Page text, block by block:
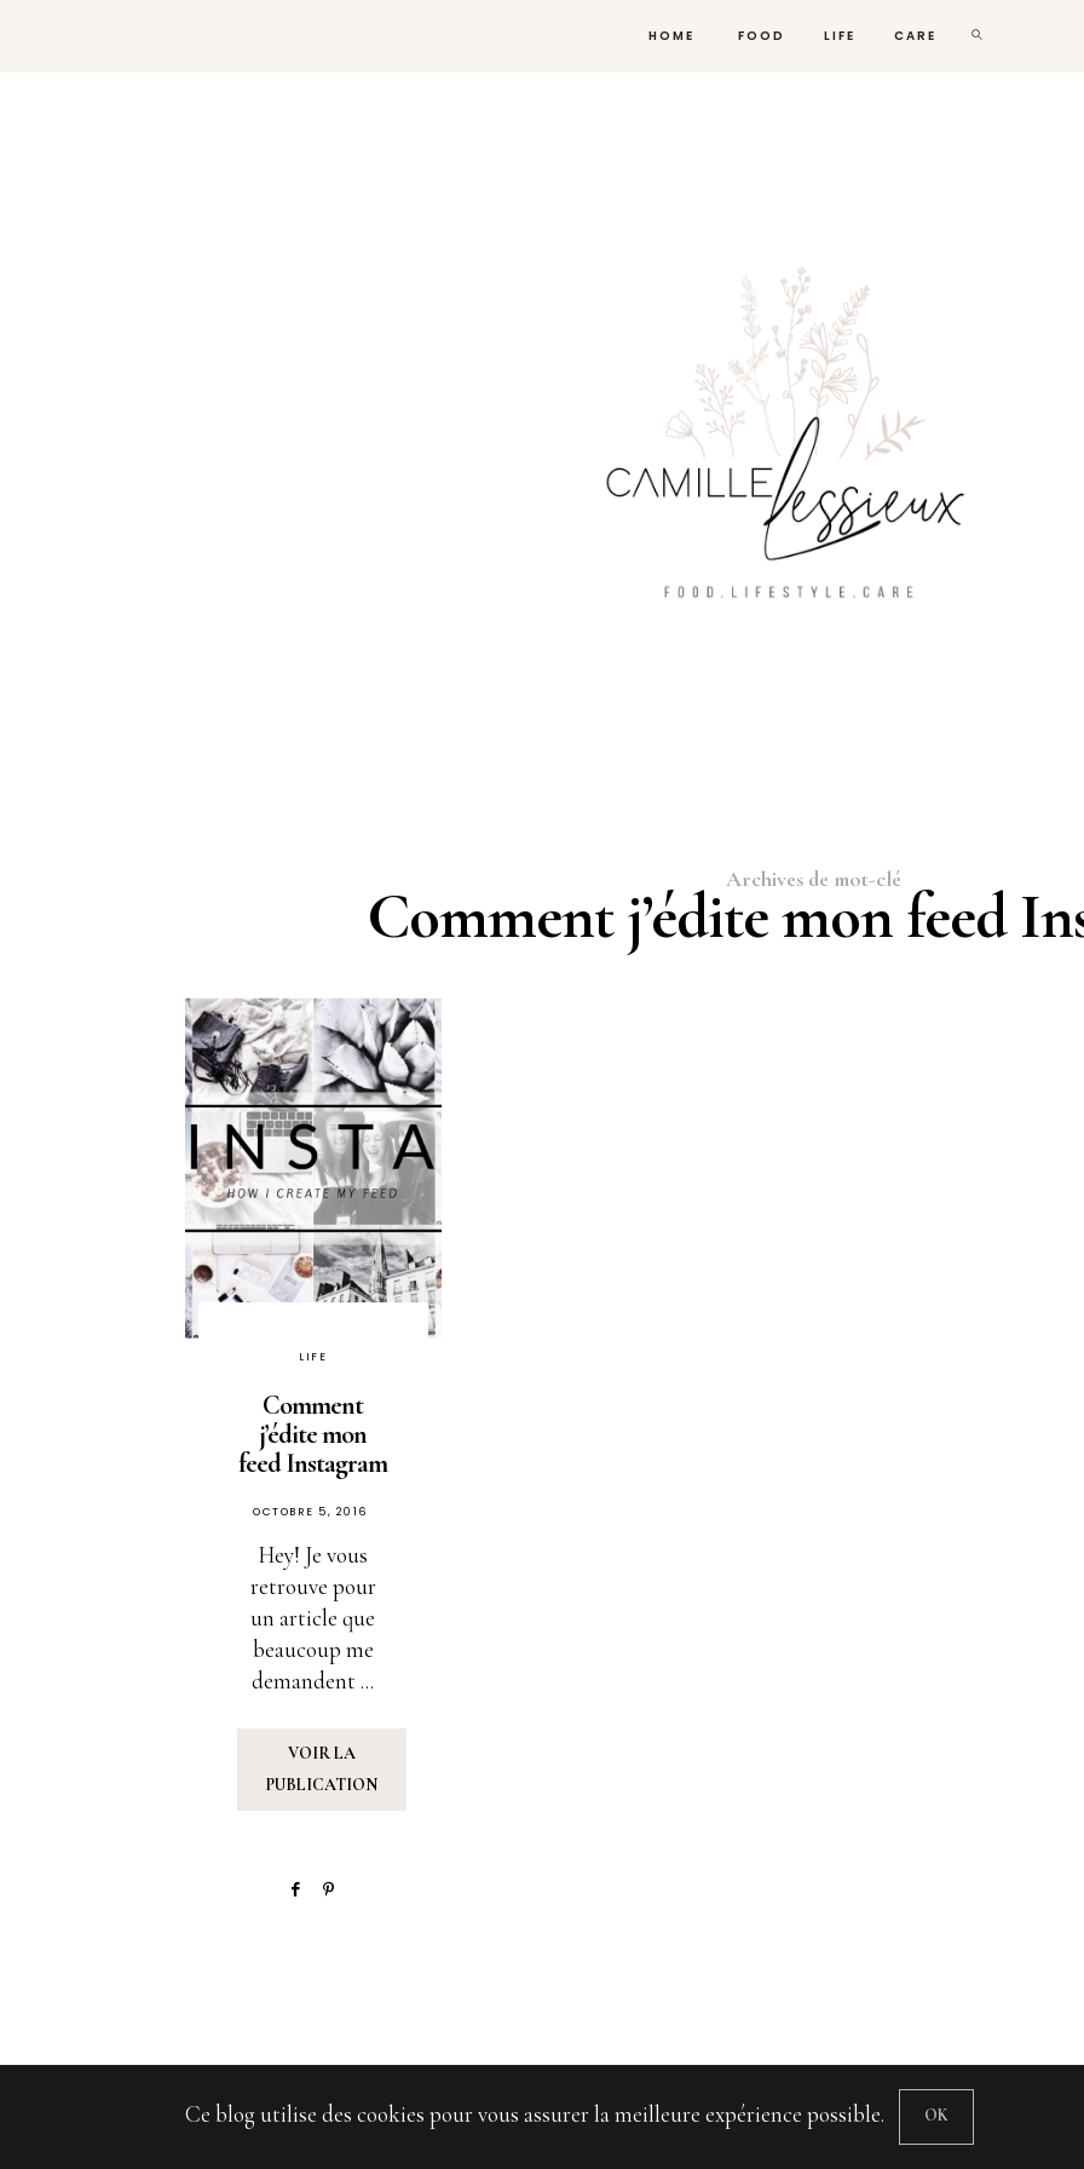
HOME FOOD LIFE CARE
Archives de mot-clé
Comment j’édite mon feed
LIFE
Comment
j’édite mon
feed Instagram
PUBLIÉ
OCTOBRE 5, 2016
Hey! Je vous
retrouve pour
un article que
beaucoup me
demandent ...
VOIR LA
PUBLICATION
Ce blog utilise des cookies pour vous assurer la meilleure expérience possible. OK